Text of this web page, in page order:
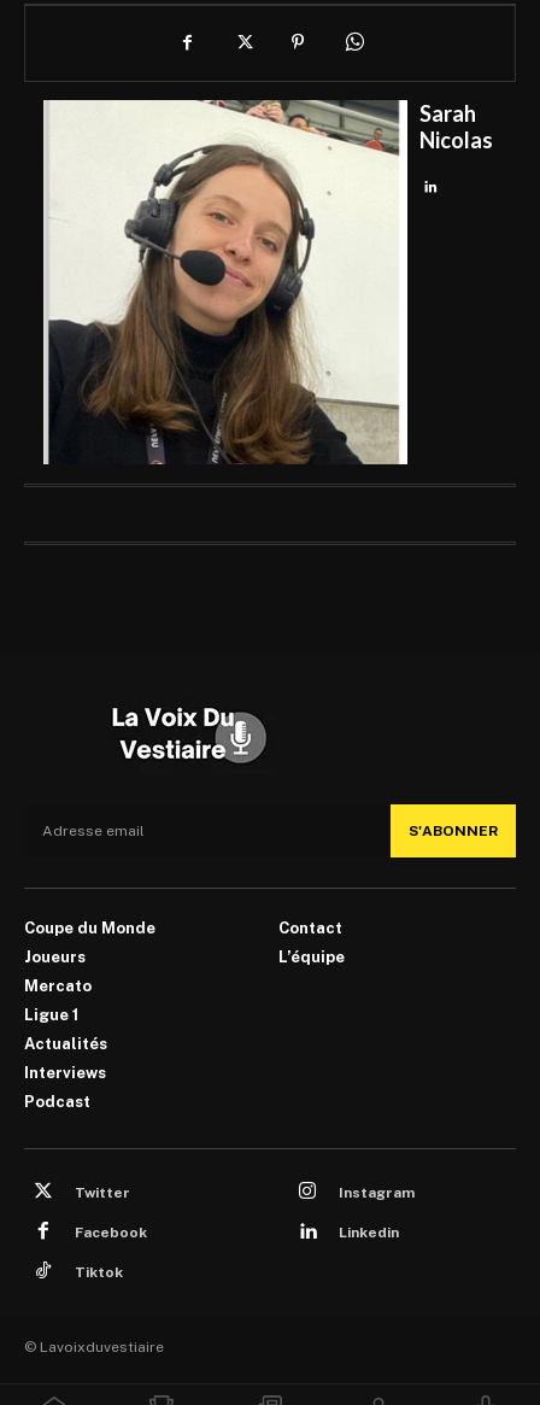
Sarah
Nicolas
S'ABONNER
Coupe du Monde
Joueurs
Mercato
Ligue 1
Actualités
Interviews
Podcast
Contact
L’équipe
Twitter Instagram
Facebook Linkedin
Tiktok
© Lavoixduvestiaire